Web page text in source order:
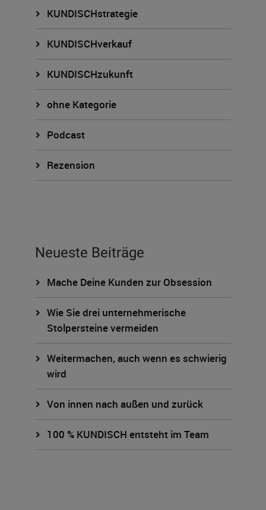
KUNDISCHstrategie
KUNDISCHverkauf
KUNDISCHzukunft
ohne Kategorie
Podcast
Rezension
Neueste Beiträge
Mache Deine Kunden zur Obsession
Wie Sie drei unternehmerische
Stolpersteine vermeiden
Weitermachen, auch wenn es schwierig
wird
Von innen nach außen und zurück
100 % KUNDISCH entsteht im Team